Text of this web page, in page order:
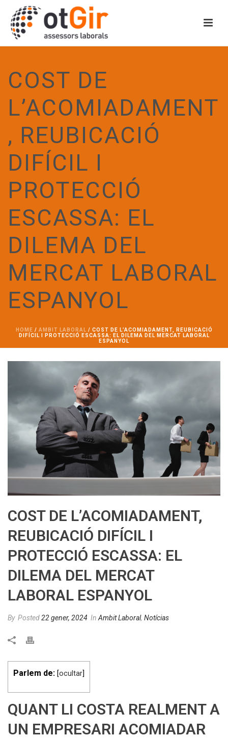
COST DE
L’ACOMIADAMENT
, REUBICACIÓ
DIFÍCIL I
PROTECCIÓ
ESCASSA: EL
DILEMA DEL
MERCAT LABORAL
ESPANYOL
HOME / AMBIT LABORAL / COST DE L’ACOMIADAMENT, REUBICACIÓ
DIFÍCIL I PROTECCIÓ ESCASSA: EL DILEMA DEL MERCAT LABORAL
ESPANYOL
COST DE L’ACOMIADAMENT,
REUBICACIÓ DIFÍCIL I
PROTECCIÓ ESCASSA: EL
DILEMA DEL MERCAT
LABORAL ESPANYOL
By Posted22 gener, 2024 In Ambit Laboral, Notícias
Parlem de: [ocultar]
QUANT LI COSTA REALMENT A
UN EMPRESARI ACOMIADAR